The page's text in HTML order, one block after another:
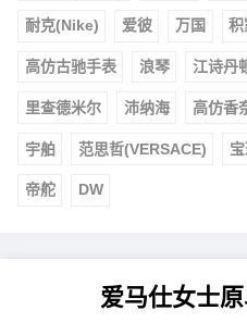
耐克(Nike) 爱彼 万国 积
高仿古驰手表 浪琴 江诗丹
里查德米尔 沛纳海 高仿香
宇舶 范思哲(VERSACE)
帝舵 DW
爱马仕女士